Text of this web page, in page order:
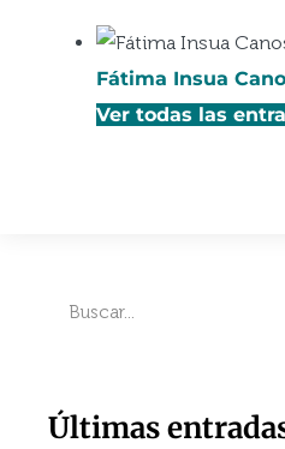
Fátima Insua
Ver todas las
Últimas